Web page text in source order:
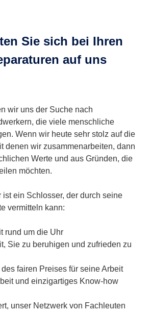
Sie sich bei Ihren
auf uns
wir uns der Suche nach
die viele menschliche
Wenn wir heute sehr stolz auf die
denen wir zusammenarbeiten, dann
Werte und aus Gründen, die
möchten.
ist ein Schlosser, der durch seine
vermitteln kann:
rund um die Uhr
Sie zu beruhigen und zufrieden zu
fairen Preises für seine Arbeit
und einzigartiges Know-how
unser Netzwerk von Fachleuten